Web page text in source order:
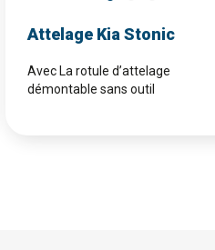
Attelage Kia Stonic
Avec La rotule d’attelage
démontable sans outil